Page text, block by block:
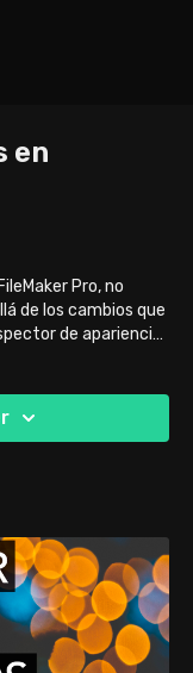
en
Pro, no
de los cambios que
de apariencia.
19 nos